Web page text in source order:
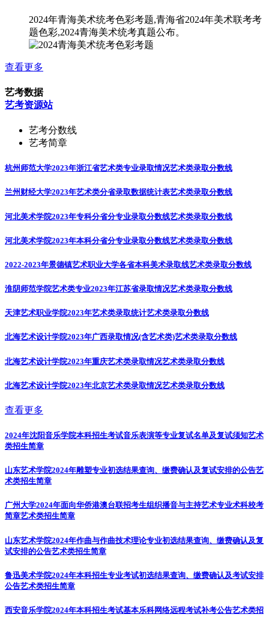
2024年青海美术统考色彩考题,青海省2024年美术联考考
题色彩,2024青海美术统考真题公布。
查看更多
艺考数据
艺考资源站
艺考分数线
艺考简章
杭州师范大学2023年浙江省艺术类专业录取情况艺术类录取分数线
兰州财经大学2023年艺术类分省录取数据统计表艺术类录取分数线
河北美术学院2023年专科分省分专业录取分数线艺术类录取分数线
河北美术学院2023年本科分省分专业录取分数线艺术类录取分数线
2022-2023年景德镇艺术职业大学各省本科美术录取线艺术类录取分数线
淮阴师范学院艺术类专业2023年江苏省录取情况艺术类录取分数线
天津艺术职业学院2023年艺术类录取统计艺术类录取分数线
北海艺术设计学院2023年广西录取情况(含艺术类)艺术类录取分数线
北海艺术设计学院2023年重庆艺术类录取情况艺术类录取分数线
北海艺术设计学院2023年北京艺术类录取情况艺术类录取分数线
查看更多
2024年沈阳音乐学院本科招生考试音乐表演等专业复试名单及复试须知艺术
类招生简章
山东艺术学院2024年雕塑专业初选结果查询、缴费确认及复试安排的公告艺
术类招生简章
广州大学2024年面向华侨港澳台联招考生组织播音与主持艺术专业术科校考
简章艺术类招生简章
山东艺术学院2024年作曲与作曲技术理论专业初选结果查询、缴费确认及复
试安排的公告艺术类招生简章
鲁迅美术学院2024年本科招生专业考试初选结果查询、缴费确认及考试安排
公告艺术类招生简章
西安音乐学院2024年本科招生考试基本乐科网络远程考试补考公告艺术类招